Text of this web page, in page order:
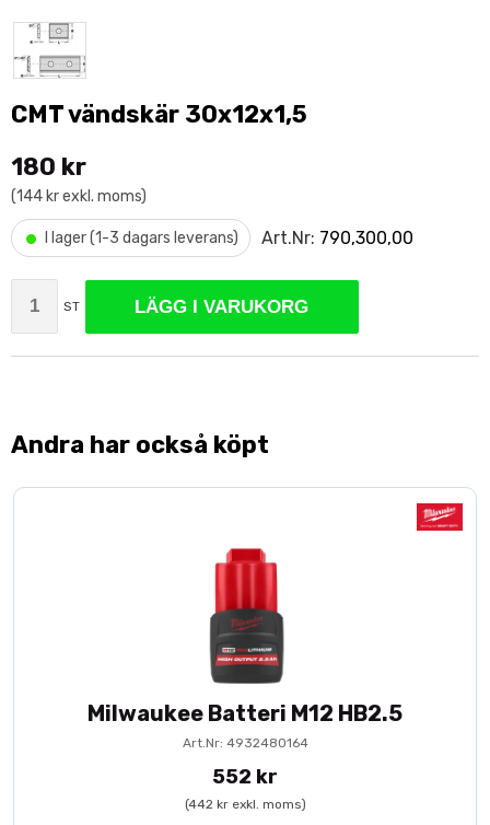
CMT vändskär 30x12x1,5
180 kr
(144 kr exkl. moms)
• I lager (1-3 dagars leverans) Art.Nr: 790,300,00
ST LÄGG I VARUKORG
Andra har också köpt
Milwaukee Batteri M12 HB2.5
Art.Nr: 4932480164
552 kr
(442 kr exkl. moms)